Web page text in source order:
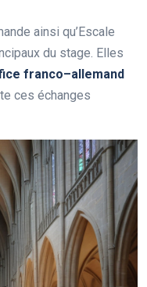
ainsi qu’Escale
du stage. Elles
ce franco–allemand
ces échanges